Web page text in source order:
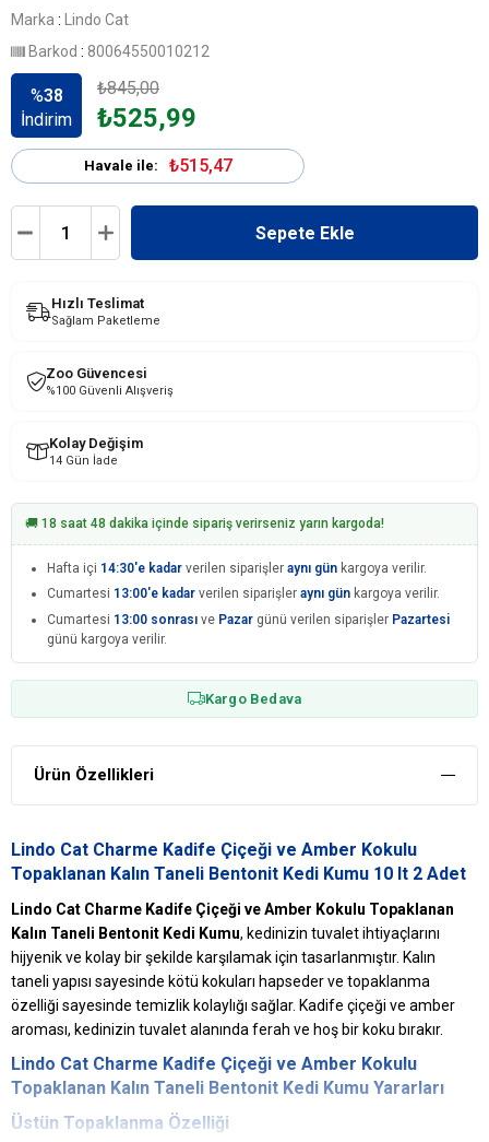
Marka :
Lindo Cat
Barkod : 80064550010212
%38
İndirim
₺845,00
₺525,99
Havale ile: ₺515,47
Hızlı Teslimat
Sağlam Paketleme
Zoo Güvencesi
%100 Güvenli Alışveriş
Kolay Değişim
14 Gün İade
🚚 18 saat 48 dakika içinde sipariş verirseniz yarın kargoda!
Hafta içi 14:30'e kadar verilen siparişleraynı gün kargoya verilir.
Cumartesi 13:00'e kadar verilen siparişleraynı gün kargoya verilir.
Cumartesi 13:00 sonrası ve Pazar günü verilen siparişler Pazartesi
günü kargoya verilir.
Kargo Bedava
Ürün Özellikleri
Lindo Cat Charme Kadife Çiçeği ve Amber Kokulu
Topaklanan Kalın Taneli Bentonit Kedi Kumu 10 lt 2 Adet
Lindo Cat Charme Kadife Çiçeği ve Amber Kokulu Topaklanan
Kalın Taneli Bentonit Kedi Kumu, kedinizin tuvalet ihtiyaçlarını
hijyenik ve kolay bir şekilde karşılamak için tasarlanmıştır. Kalın
taneli yapısı sayesinde kötü kokuları hapseder ve topaklanma
özelliği sayesinde temizlik kolaylığı sağlar. Kadife çiçeği ve amber
aroması, kedinizin tuvalet alanında ferah ve hoş bir koku bırakır.
Lindo Cat Charme Kadife Çiçeği ve Amber Kokulu
Topaklanan Kalın Taneli Bentonit Kedi Kumu Yararları
Üstün Topaklanma Özelliği